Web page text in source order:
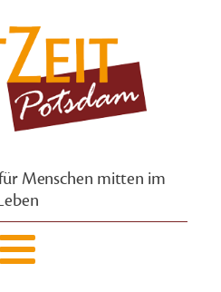
Menschen mitten im